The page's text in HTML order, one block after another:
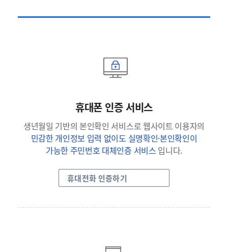
휴대폰 인증 서비스
생년월일 기반의 본인확인 서비스로 웹사이트 이용자의
민감한 개인정보 입력 없이도 실명확인·본인확인이
가능한 주민번호 대체인증 서비스 입니다.
휴대전화 인증하기